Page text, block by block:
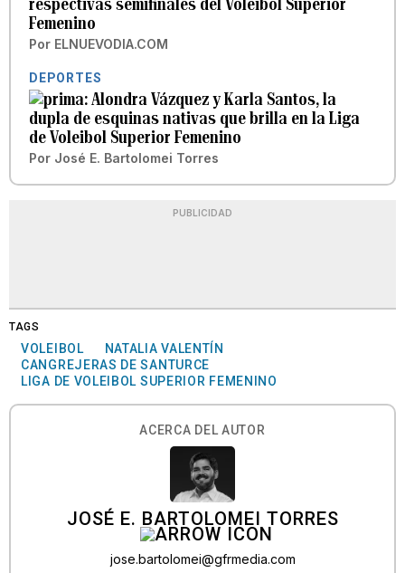
Femenino
Por ELNUEVODIA.COM
DEPORTES
Alondra Vázquez y Karla Santos, la
dupla de esquinas nativas que brilla en la Liga
de Voleibol Superior Femenino
Por José E. Bartolomei Torres
PUBLICIDAD
TAGS
VOLEIBOL
NATALIA VALENTÍN
CANGREJERAS DE SANTURCE
LIGA DE VOLEIBOL SUPERIOR FEMENINO
ACERCA DEL AUTOR
JOSÉ E. BARTOLOMEI TORRES
jose.bartolomei@gfrmedia.com